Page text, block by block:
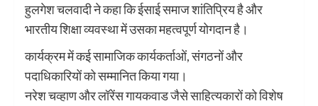
हुलगेश चलवादी ने कहा कि ईसाई समाज शांतिप्रिय है और
भारतीय शिक्षा व्यवस्था में उसका महत्वपूर्ण योगदान है।
कार्यक्रम में कई सामाजिक कार्यकर्ताओं, संगठनों और
पदाधिकारियों को सम्मानित किया गया।
नरेश चव्हाण और लॉरेंस गायकवाड जैसे साहित्यकारों को विशेष